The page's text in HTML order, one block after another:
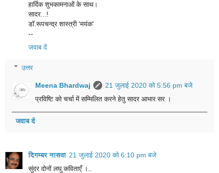
हार्दिक शुभकामनाओं के साथ।
सादर...!
डॉ.रूपचन्द्र शास्त्री 'मयंक'
--
जवाब दें
उत्तर
Meena Bhardwaj
21 जुलाई 2020 को 5:56 pm बजे
प्रविष्टि को चर्चा में सम्मिलित करने हेतु सादर आभार सर ।
जवाब दें
दिगम्बर नासवा 21 जुलाई 2020 को 6:10 pm बजे
सुंदर दोनों लघु कविताएँ ।..